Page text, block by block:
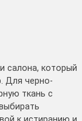
салона, который
Для черно-
ткань с